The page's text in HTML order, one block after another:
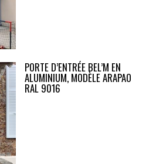
PORTE D’ENTRÉE BEL’M EN
ALUMINIUM, MODÈLE ARAPAO
RAL 9016